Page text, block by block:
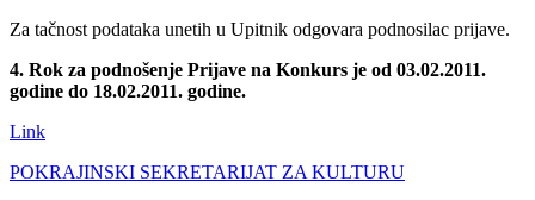
Za tačnost podataka unetih u Upitnik odgovara podnosilac prijave.
4. Rok za podnošenje Prijave na Konkurs je od 03.02.2011.
godine do 18.02.2011. godine.
Link
POKRAJINSKI SEKRETARIJAT ZA KULTURU